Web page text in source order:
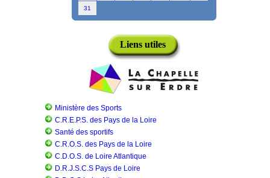
31
Liens utiles
Ministère des Sports
C.R.E.P.S. des Pays de la Loire
Santé des sportifs
C.R.O.S. des Pays de la Loire
C.D.O.S. de Loire Atlantique
D.R.J.S.C.S Pays de Loire